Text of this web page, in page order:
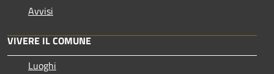
Avvisi
VIVERE IL COMUNE
Luoghi